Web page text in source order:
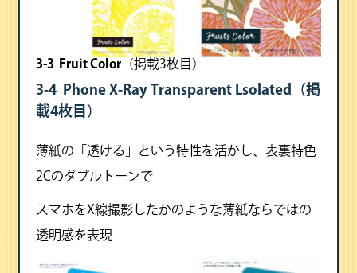
3-3 Fruit Color （掲載3枚目）
3-4 Phone X-Ray Transparent Lsolated
（掲
載4枚目）
薄紙の「透ける」という特性を活かし、表裏特色
2Cのダブルトーンで
スマホをX線撮影したかのような薄紙ならではの
透明感を表現